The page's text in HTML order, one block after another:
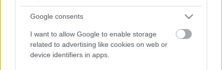
Google consents
I want to allow Google to enable storage
related to advertising like cookies on web or
device identifiers in apps.
nagy káosz volt.”
Mir elismerte, hogy megnőtt a kockázata annak, hogy